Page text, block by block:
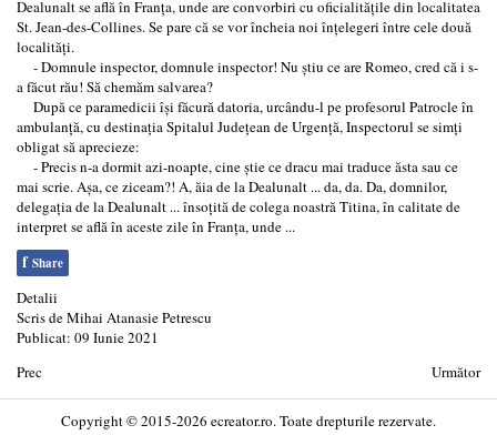
Dealunalt se află în Franţa, unde are convorbiri cu oficialităţile din localitatea
St. Jean-des-Collines. Se pare că se vor încheia noi înţelegeri între cele două
localităţi.
- Domnule inspector, domnule inspector! Nu ştiu ce are Romeo, cred că i s-
a făcut rău! Să chemăm salvarea?
După ce paramedicii îşi făcură datoria, urcându-l pe profesorul Patrocle în
ambulanţă, cu destinaţia Spitalul Judeţean de Urgenţă, Inspectorul se simţi
obligat să aprecieze:
- Precis n-a dormit azi-noapte, cine ştie ce dracu mai traduce ăsta sau ce
mai scrie. Aşa, ce ziceam?! A, ăia de la Dealunalt ... da, da. Da, domnilor,
delegaţia de la Dealunalt ... însoţită de colega noastră Titina, în calitate de
interpret se află în aceste zile în Franţa, unde ...
f Share
Detalii
Scris deMihai Atanasie Petrescu
Publicat: 09 Iunie 2021
Prec
Următor
Copyright © 2015-2026 ecreator.ro. Toate drepturile rezervate.